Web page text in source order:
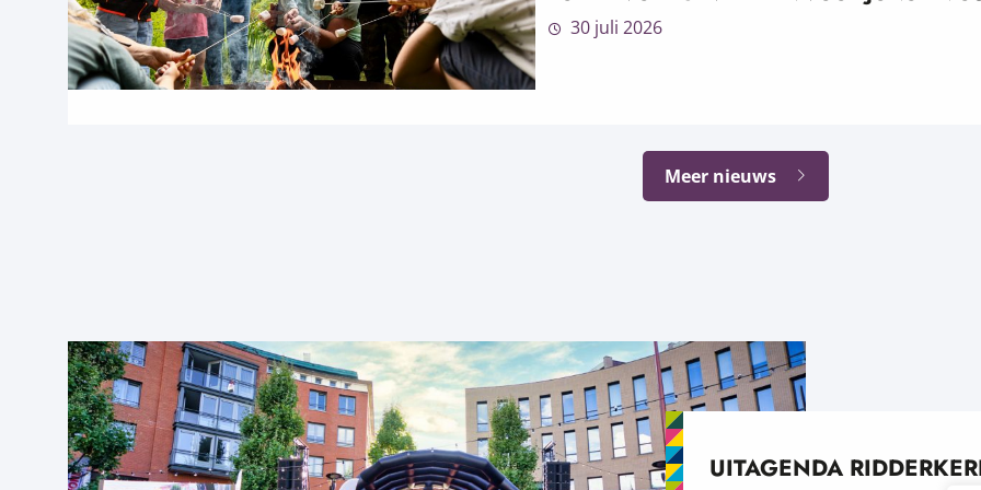
30 juli 2026
Meer nieuws
UITAGENDA